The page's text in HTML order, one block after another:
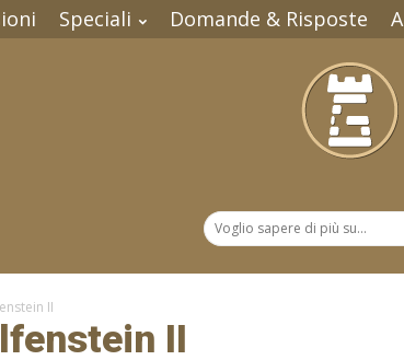
Speciali Domande & Risposte
II
II